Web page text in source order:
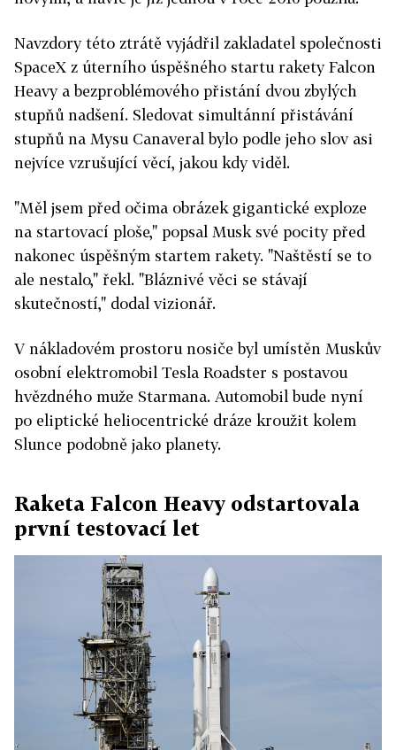
Navzdory této ztrátě vyjádřil zakladatel společnosti
SpaceX z úterního úspěšného startu rakety Falcon
Heavy a bezproblémového přistání dvou zbylých
stupňů nadšení. Sledovat simultánní přistávání
stupňů na Mysu Canaveral bylo podle jeho slov asi
nejvíce vzrušující věcí, jakou kdy viděl.
"Měl jsem před očima obrázek gigantické exploze
na startovací ploše," popsal Musk své pocity před
nakonec úspěšným startem rakety. "Naštěstí se to
ale nestalo," řekl. "Bláznivé věci se stávají
skutečností," dodal vizionář.
V nákladovém prostoru nosiče byl umístěn Muskův
osobní elektromobil Tesla Roadster s postavou
hvězdného muže Starmana. Automobil bude nyní
po eliptické heliocentrické dráze kroužit kolem
Slunce podobně jako planety.
Raketa Falcon Heavy odstartovala
první testovací let